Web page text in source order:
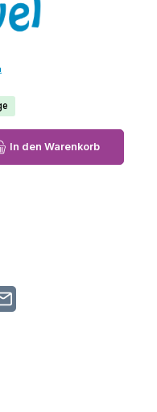
Wert ein oder benutze die
In den Warenkorb